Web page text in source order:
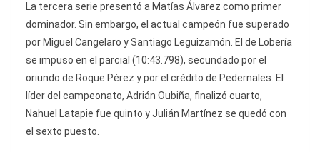
La tercera serie presentó a Matías Álvarez como primer
dominador. Sin embargo, el actual campeón fue superado
por Miguel Cangelaro y Santiago Leguizamón. El de Lobería
se impuso en el parcial (10:43.798), secundado por el
oriundo de Roque Pérez y por el crédito de Pedernales. El
líder del campeonato, Adrián Oubiña, finalizó cuarto,
Nahuel Latapie fue quinto y Julián Martínez se quedó con
el sexto puesto.